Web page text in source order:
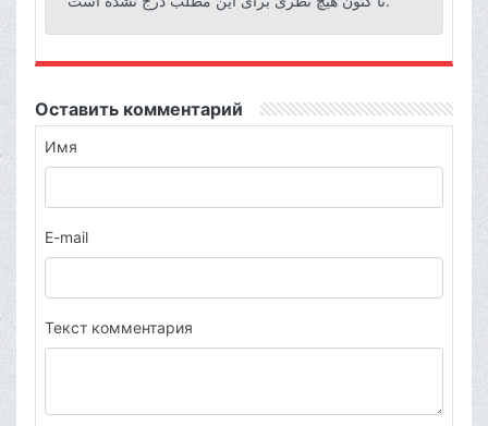
Оставить комментарий
Имя
E-mail
Текст комментария